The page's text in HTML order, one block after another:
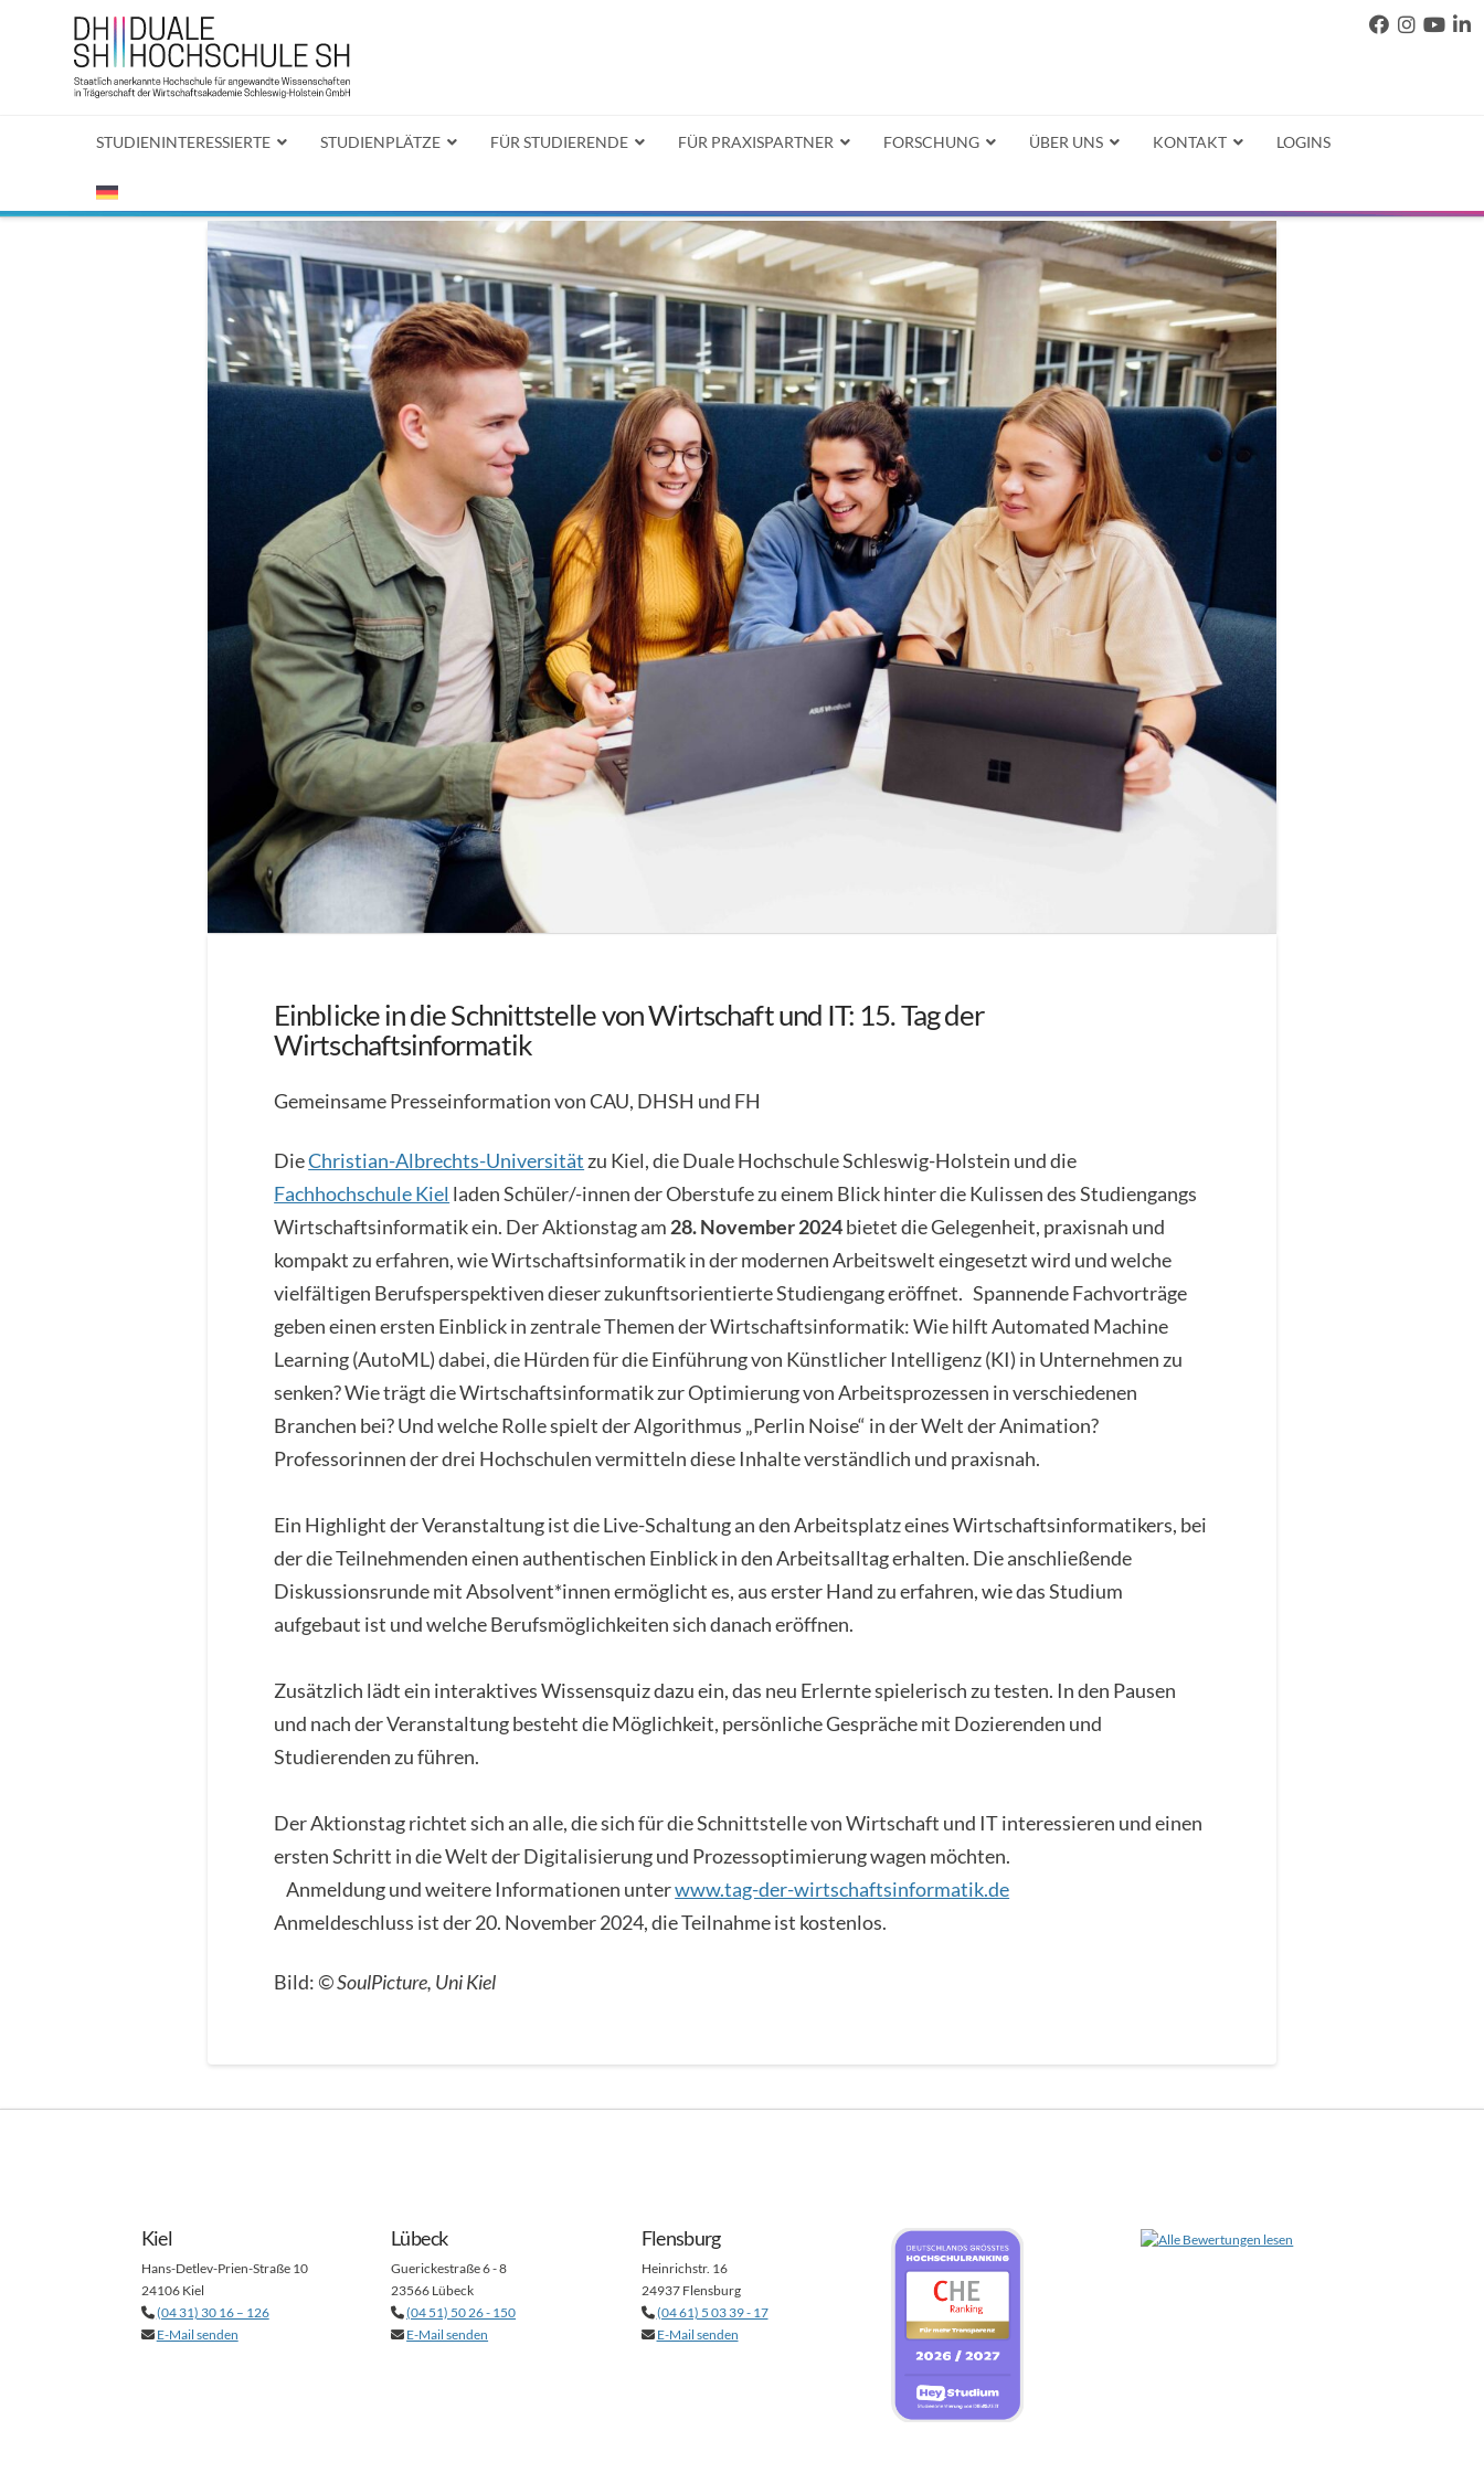
STUDIENINTERESSIERTE STUDIENPLÄTZE FÜR STUDIERENDE FÜR PRAXISPARTNER FORSCHUNG ÜBER UNS KONTAKT LOGINS
Einblicke in die Schnittstelle von Wirtschaft und IT: 15. Tag der
Wirtschaftsinformatik
Gemeinsame Presseinformation von CAU, DHSH und FH
DieChristian-Albrechts-Universität zu Kiel, die Duale Hochschule Schleswig-Holstein und die
Fachhochschule Kiel laden Schüler/-innen der Oberstufe zu einem Blick hinter die Kulissen des Studiengangs
Wirtschaftsinformatik ein. Der Aktionstag am 28. November 2024bietet die Gelegenheit, praxisnah und
kompakt zu erfahren, wie Wirtschaftsinformatik in der modernen Arbeitswelt eingesetzt wird und welche
vielfältigen Berufsperspektiven dieser zukunftsorientierte Studiengang eröffnet. Spannende Fachvorträge
geben einen ersten Einblick in zentrale Themen der Wirtschaftsinformatik: Wie hilft Automated Machine
Learning (AutoML) dabei, die Hürden für die Einführung von Künstlicher Intelligenz (KI) in Unternehmen zu
senken? Wie trägt die Wirtschaftsinformatik zur Optimierung von Arbeitsprozessen in verschiedenen
Branchen bei? Und welche Rolle spielt der Algorithmus „Perlin Noise“ in der Welt der Animation?
Professorinnen der drei Hochschulen vermitteln diese Inhalte verständlich und praxisnah.
Ein Highlight der Veranstaltung ist die Live-Schaltung an den Arbeitsplatz eines Wirtschaftsinformatikers, bei
der die Teilnehmenden einen authentischen Einblick in den Arbeitsalltag erhalten. Die anschließende
Diskussionsrunde mit Absolvent*innen ermöglicht es, aus erster Hand zu erfahren, wie das Studium
aufgebaut ist und welche Berufsmöglichkeiten sich danach eröffnen.
Zusätzlich lädt ein interaktives Wissensquiz dazu ein, das neu Erlernte spielerisch zu testen. In den Pausen
und nach der Veranstaltung besteht die Möglichkeit, persönliche Gespräche mit Dozierenden und
Studierenden zu führen.
Der Aktionstag richtet sich an alle, die sich für die Schnittstelle von Wirtschaft und IT interessieren und einen
ersten Schritt in die Welt der Digitalisierung und Prozessoptimierung wagen möchten.
Anmeldung und weitere Informationen unterwww.tag-der-wirtschaftsinformatik.de
Anmeldeschluss ist der 20. November 2024, die Teilnahme ist kostenlos.
Bild:© SoulPicture, Uni Kiel
Kiel
Hans-Detlev-Prien-Straße 10
24106 Kiel
(04 31) 30 16 – 126
E-Mail senden
Lübeck
Guerickestraße 6 - 8
23566 Lübeck
(04 51) 50 26 - 150
E-Mail senden
Flensburg
Heinrichstr. 16
24937 Flensburg
(04 61) 5 03 39 - 17
E-Mail senden